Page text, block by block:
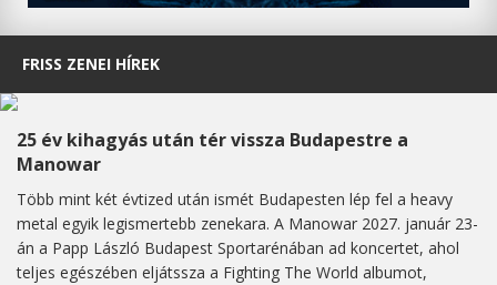
FRISS ZENEI HÍREK
25 év kihagyás után tér vissza Budapestre a
Manowar
Több mint két évtized után ismét Budapesten lép fel a heavy
metal egyik legismertebb zenekara. A Manowar 2027. január 23-
án a Papp László Budapest Sportarénában ad koncertet, ahol
teljes egészében eljátssza a Fighting The World albumot,